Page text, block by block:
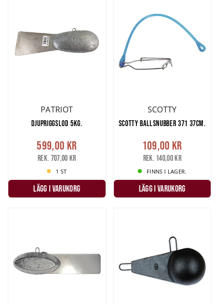
SPANA IN DENNA LÄNKEN FÖR HUR MAN ANVÄNDER EN
Har du mer frågar om
eller är det något du saknar?
Besök vår butik eller kontakta vår kundservice så hjälper vi dig för
PATRIOT
DJUPRIGGSLOD 5KG.
599,00 kr
Rek. 707,00 kr
1 ST
LÄGG I VARUKORG
SCOTTY
SCOTTY BALLSNUBBER 371 37CM.
109,00 kr
Rek. 140,00 kr
FINNS I LAGER.
LÄGG I VARUKORG